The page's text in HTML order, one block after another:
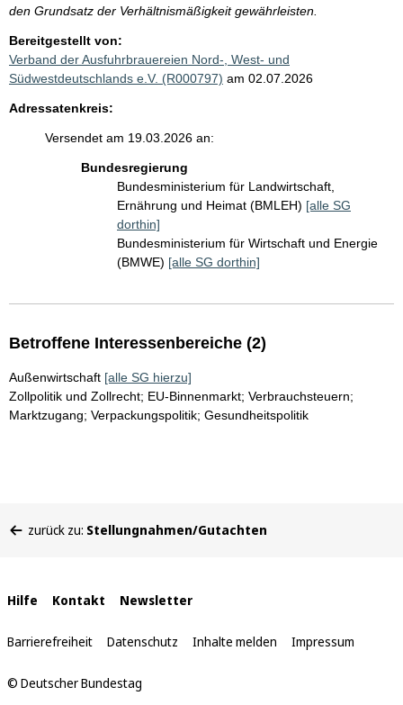
den Grundsatz der Verhältnismäßigkeit gewährleisten.
Bereitgestellt von:
Verband der Ausfuhrbrauereien Nord-, West- und
Südwestdeutschlands e.V. (R000797) am 02.07.2026
Adressatenkreis:
Versendet am 19.03.2026 an:
Bundesregierung
Bundesministerium für Landwirtschaft,
Ernährung und Heimat (BMLEH) [alle SG
dorthin]
Bundesministerium für Wirtschaft und Energie
(BMWE) [alle SG dorthin]
Betroffene Interessenbereiche (2)
Außenwirtschaft [alle SG hierzu]
Zollpolitik und Zollrecht; EU-Binnenmarkt; Verbrauchsteuern;
Marktzugang; Verpackungspolitik; Gesundheitspolitik
befinden
zurück zu: Stellungnahmen/Gutachten
Interne
Links
Hilfe Kontakt Newsletter
Barrierefreiheit Datenschutz Inhalte melden Impressum
© Deutscher Bundestag